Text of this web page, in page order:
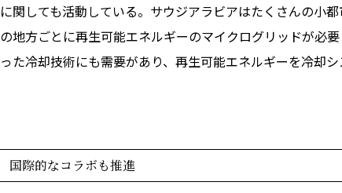
に関しても活動している。サウジアラビアはたくさんの小
の地方ごとに再生可能エネルギーのマイクログリッドが必
った冷却技術にも需要があり、再生可能エネルギーを冷却
国際的なコラボも推進